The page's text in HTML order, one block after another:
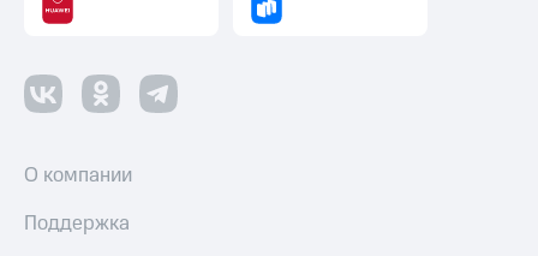
О компании
Поддержка